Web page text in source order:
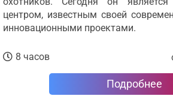
центром, известным своей
инновационными проектами.
8 часов
Подробнее